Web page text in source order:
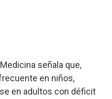
señala que,
en niños,
en adultos con déficit